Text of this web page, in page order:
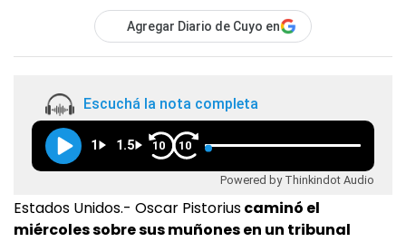
Agregar Diario de Cuyo en
Escuchá la nota completa
1 1.5 10 10
Powered by Thinkindot Audio
Estados Unidos.- Oscar Pistoriuscaminó el
miércoles sobre sus muñones en un tribunal